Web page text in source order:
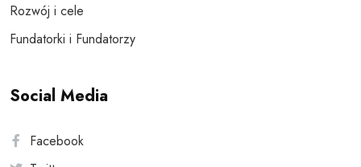
Rozwój i cele
Fundatorki i Fundatorzy
Social Media
Facebook